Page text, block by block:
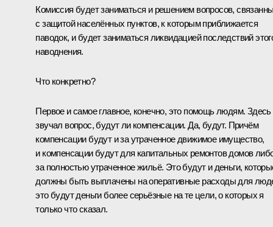
Комиссия будет заниматься и решением вопросов,
с защитой населённых пунктов, к которым приближается
паводок, и будет заниматься ликвидацией последствий
наводнения.
Что конкретно?
Первое и самое главное, конечно, это помощь людям. Здесь
звучал вопрос, будут ли компенсации. Да, будут. Причём
компенсации будут и за утраченное движимое имущество,
и компенсации будут для капитальных ремонтов домов
за полностью утраченное жильё. Это будут и деньги,
должны быть выплачены на оперативные расходы для
это будут деньги более серьёзные на те цели, о которых я
только что сказал.